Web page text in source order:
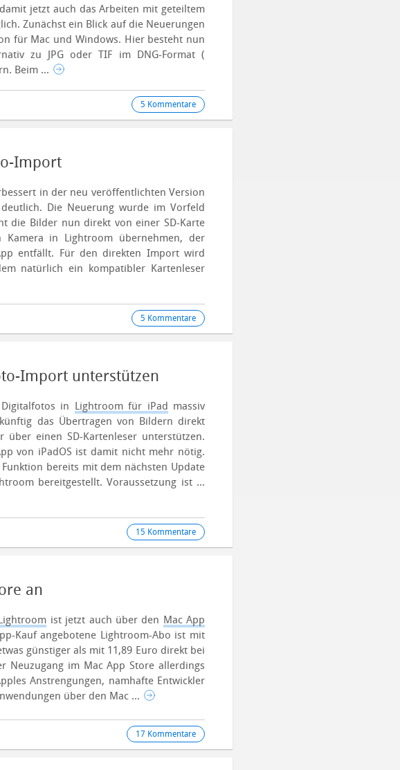
jetzt auch das Arbeiten mit geteiltem
Zunächst ein Blick auf die Neuerungen
für Mac und Windows. Hier besteht nun
zu JPG oder TIF im DNG-Format (
Beim ...
5 Kommentare
Import
in der neu veröffentlichten Version
Die Neuerung wurde im Vorfeld
die Bilder nun direkt von einer SD-Karte
Kamera in Lightroom übernehmen, der
entfällt. Für den direkten Import wird
natürlich ein kompatibler Kartenleser
5 Kommentare
Import unterstützen
in Lightroom für iPad massiv
das Übertragen von Bildern direkt
über einen SD-Kartenleser unterstützen.
von iPadOS ist damit nicht mehr nötig.
bereits mit dem nächsten Update
bereitgestellt. Voraussetzung ist ...
15 Kommentare
an
ist jetzt auch über den Mac App
Kauf angebotene Lightroom-Abo ist mit
günstiger als mit 11,89 Euro direkt bei
Neuzugang im Mac App Store allerdings
Anstrengungen, namhafte Entwickler
über den Mac ...
17 Kommentare